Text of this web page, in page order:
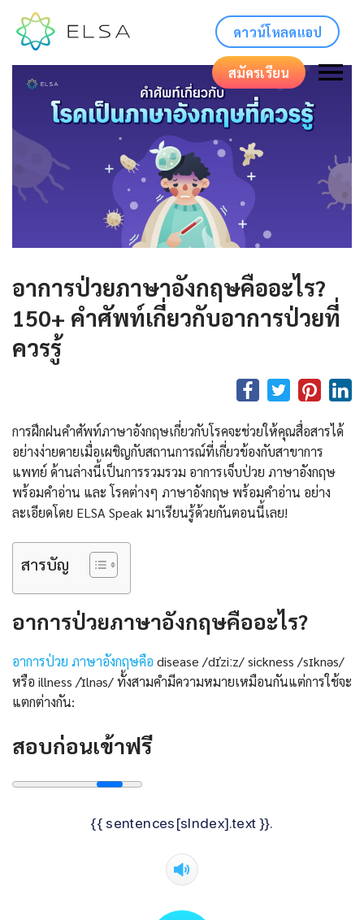
ดาวน์โหลดแอป
สมัครเรียน
อาการป่วยภาษาอังกฤษคืออะไร?
150+ คำศัพท์เกี่ยวกับอาการป่วยที่
ควรรู้
การฝึกฝนคำศัพท์ภาษาอังกฤษเกี่ยวกับโรคจะช่วยให้คุณสื่อสารได้
อย่างง่ายดายเมื่อเผชิญกับสถานการณ์ที่เกี่ยวข้องกับสาขาการ
แพทย์ ด้านล่างนี้เป็นการรวมรวม อาการเจ็บป่วย ภาษาอังกฤษ
พร้อมคําอ่าน และ โรคต่างๆ ภาษาอังกฤษ พร้อมคําอ่าน อย่าง
ละเอียดโดย ELSA Speak มาเรียนรู้ด้วยกันตอนนี้เลย!
สารบัญ
อาการป่วยภาษาอังกฤษคืออะไร?
อาการป่วย ภาษาอังกฤษคือ disease /dɪˈziːz/ sickness /sɪknəs/
หรือ illness /ˈɪlnəs/ ทั้งสามคำมีความหมายเหมือนกันแต่การใช้จะ
แตกต่างกัน:
สอบก่อนเข้าฟรี
{{ sentences[sIndex].text }}.